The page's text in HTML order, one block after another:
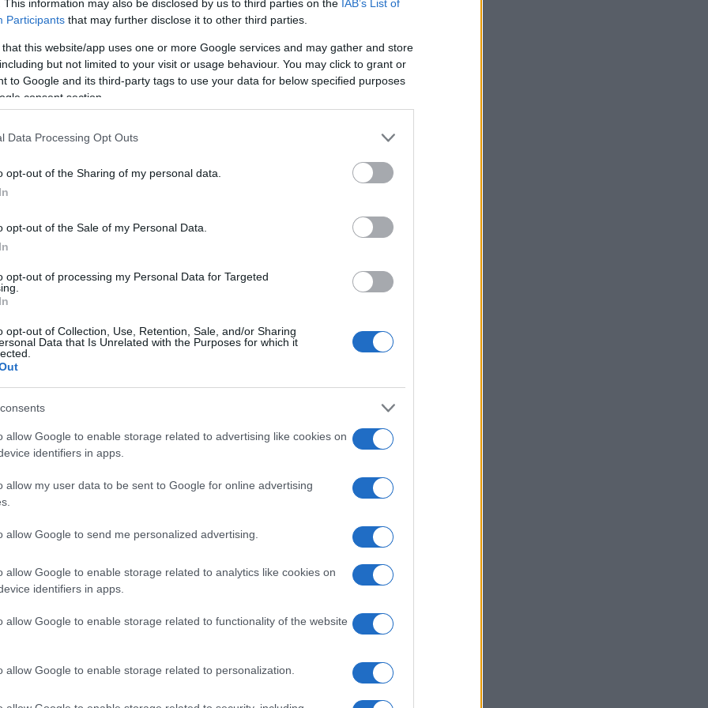
This information may also be disclosed by us to third parties on the IAB’s List of
Participants that may further disclose it to other third parties.
that this website/app uses one or more Google services and may gather and store
but not limited to your visit or usage behaviour. You may click to grant or
to Google and its third-party tags to use your data for below specified purposes
consent section.
Data Processing Opt Outs
opt-out of the Sharing of my personal data.
opt-out of the Sale of my Personal Data.
opt-out of processing my Personal Data for Targeted
opt-out of Collection, Use, Retention, Sale, and/or Sharing
Data that Is Unrelated with the Purposes for which it
allow Google to enable storage related to advertising like cookies on
identifiers in apps.
allow my user data to be sent to Google for online advertising
allow Google to send me personalized advertising.
allow Google to enable storage related to analytics like cookies on
identifiers in apps.
allow Google to enable storage related to functionality of the website
allow Google to enable storage related to personalization.
Nurburgringiem i właśnie tam
testy. Mowa tutaj
mocy, gruntownie zmodyfikowanym
prowadzeniu.
skierowane do największych fanów
śmiało założyć, że ten rok jest
pojawia się w otoczeniu zamku
auto, ale nigdy nie
wyników sprzedaży
cieszyła się (i dalej cieszy) w USA.
sprzedano ponad 6800 egzemplarzy.
spadać - w 2022 było to już
2652 samochody.
nie "kliknęła" - w najlepszym 2022
na Starym Kontynencie. Dla
6440 egzemplarzy Z4.